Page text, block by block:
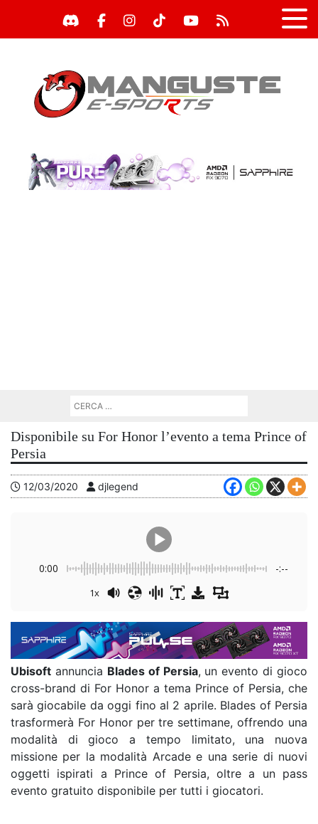
Disponibile su For Honor l’evento a tema Prince of
Persia
12/03/2020 djlegend
0:00 -:--
1x
Ubisoft annuncia Blades of Persia, un evento di gioco
cross-brand di For Honor a tema Prince of Persia, che
sarà giocabile da oggi fino al 2 aprile. Blades of Persia
trasformerà For Honor per tre settimane, offrendo una
modalità di gioco a tempo limitato, una nuova
missione per la modalità Arcade e una serie di nuovi
oggetti ispirati a Prince of Persia, oltre a un pass
evento gratuito disponibile per tutti i giocatori.